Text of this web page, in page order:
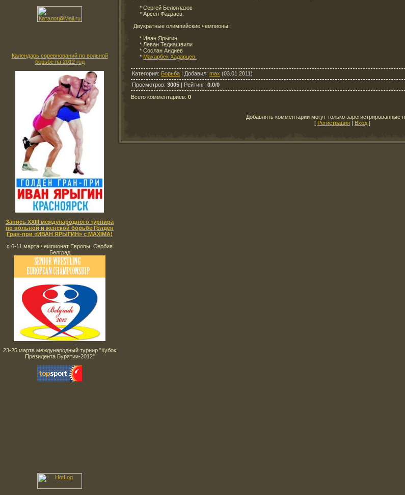
Календарь соревнований по вольной
борьбе на 2012 год
Запись XXIII международного турнира
по вольной и женской борьбе Голден
Гран-при «ИВАН ЯРЫГИН» с MAXIMA!
с 6-11 марта чемпионат Европы, Сербия
Белград
23-25 марта международный турнир "Кубок
Президента Бурятии-2012"
* Сергей Белоглазов
* Арсен Фадзаев.
Двукратные олимпийские чемпионы:
* Иван Ярыгин
* Леван Тедиашвили
* Сослан Андиев
* Махарбек Хадарцев.
Категория: Борьба | Добавил: max (03.01.2011)
Просмотров: 3005 | Рейтинг: 0.0/0
Всего комментариев: 0
Добавлять комментарии могут только зарегистрированные
[ Регистрация | Вход ]